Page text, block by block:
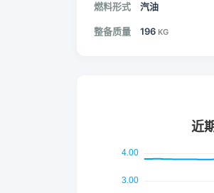
燃料形式 汽油
整备质量 196 KG